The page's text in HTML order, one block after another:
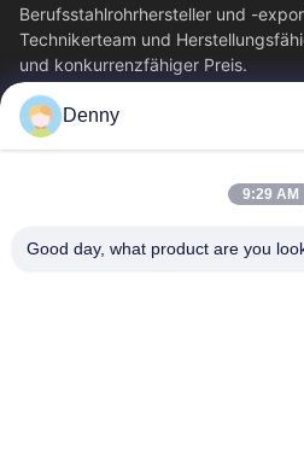
Berufsstahlrohrhersteller und -
Technikerteam und
und konkurrenzfähiger Preis.
Schnelllinks
Haus
Treten Sie Mit Uns In
Denny
9:29 AM
Good day, what product are you